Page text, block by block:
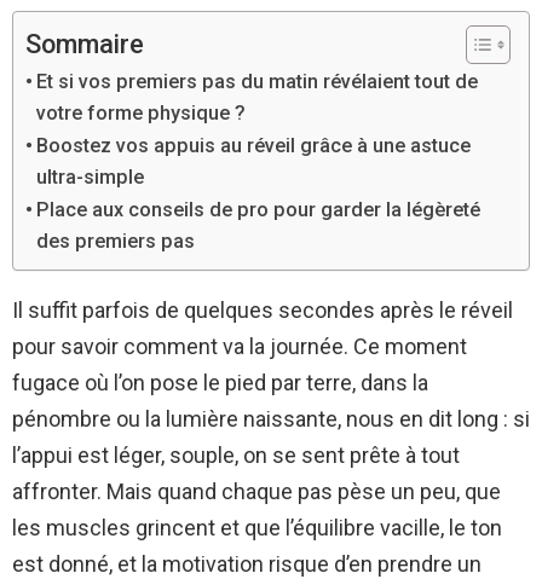
Sommaire
Et si vos premiers pas du matin révélaient tout de
votre forme physique ?
Boostez vos appuis au réveil grâce à une astuce
ultra-simple
Place aux conseils de pro pour garder la légèreté
des premiers pas
Il suffit parfois de quelques secondes après le réveil
pour savoir comment va la journée. Ce moment
fugace où l’on pose le pied par terre, dans la
pénombre ou la lumière naissante, nous en dit long : si
l’appui est léger, souple, on se sent prête à tout
affronter. Mais quand chaque pas pèse un peu, que
les muscles grincent et que l’équilibre vacille, le ton
est donné, et la motivation risque d’en prendre un